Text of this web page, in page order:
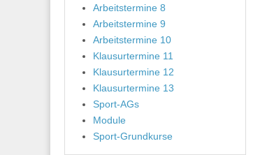
Arbeitstermine 8
Arbeitstermine 9
Arbeitstermine 10
Klausurtermine 11
Klausurtermine 12
Klausurtermine 13
Sport-AGs
Module
Sport-Grundkurse